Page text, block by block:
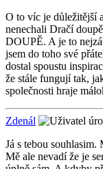
O to víc je důležitější
nenechali Dračí
DOUPĚ. A je to
jsem do toho své
dostal spoustu
že stále fungují tak,
společnosti hraje
Zdenál
Já s tebou souhlasim.
Mě ale nevadí že je